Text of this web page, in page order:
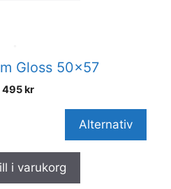
Gloss 50×57
495kr
Alternativ
i varukorg